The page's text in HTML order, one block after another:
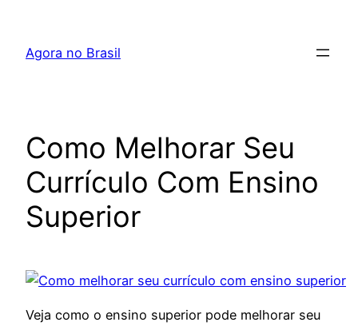
Agora no Brasil
Como Melhorar Seu
Currículo Com Ensino
Superior
Veja como o ensino superior pode melhorar seu